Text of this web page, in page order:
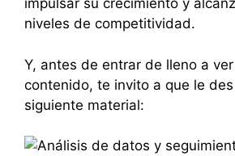
impulsar su crecimiento y
niveles de competitividad.
Y, antes de entrar de lleno a
contenido, te invito a que le
siguiente material: